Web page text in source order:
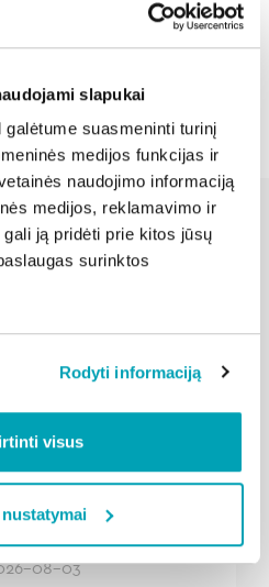
slapukai
suasmeninti turinį
medijos funkcijas ir
naudojimo informaciją
medijos, reklamavimo ir
ją pridėti prie kitos jūsų
surinktos
Rodyti informaciją
visus
naujienos
08-03